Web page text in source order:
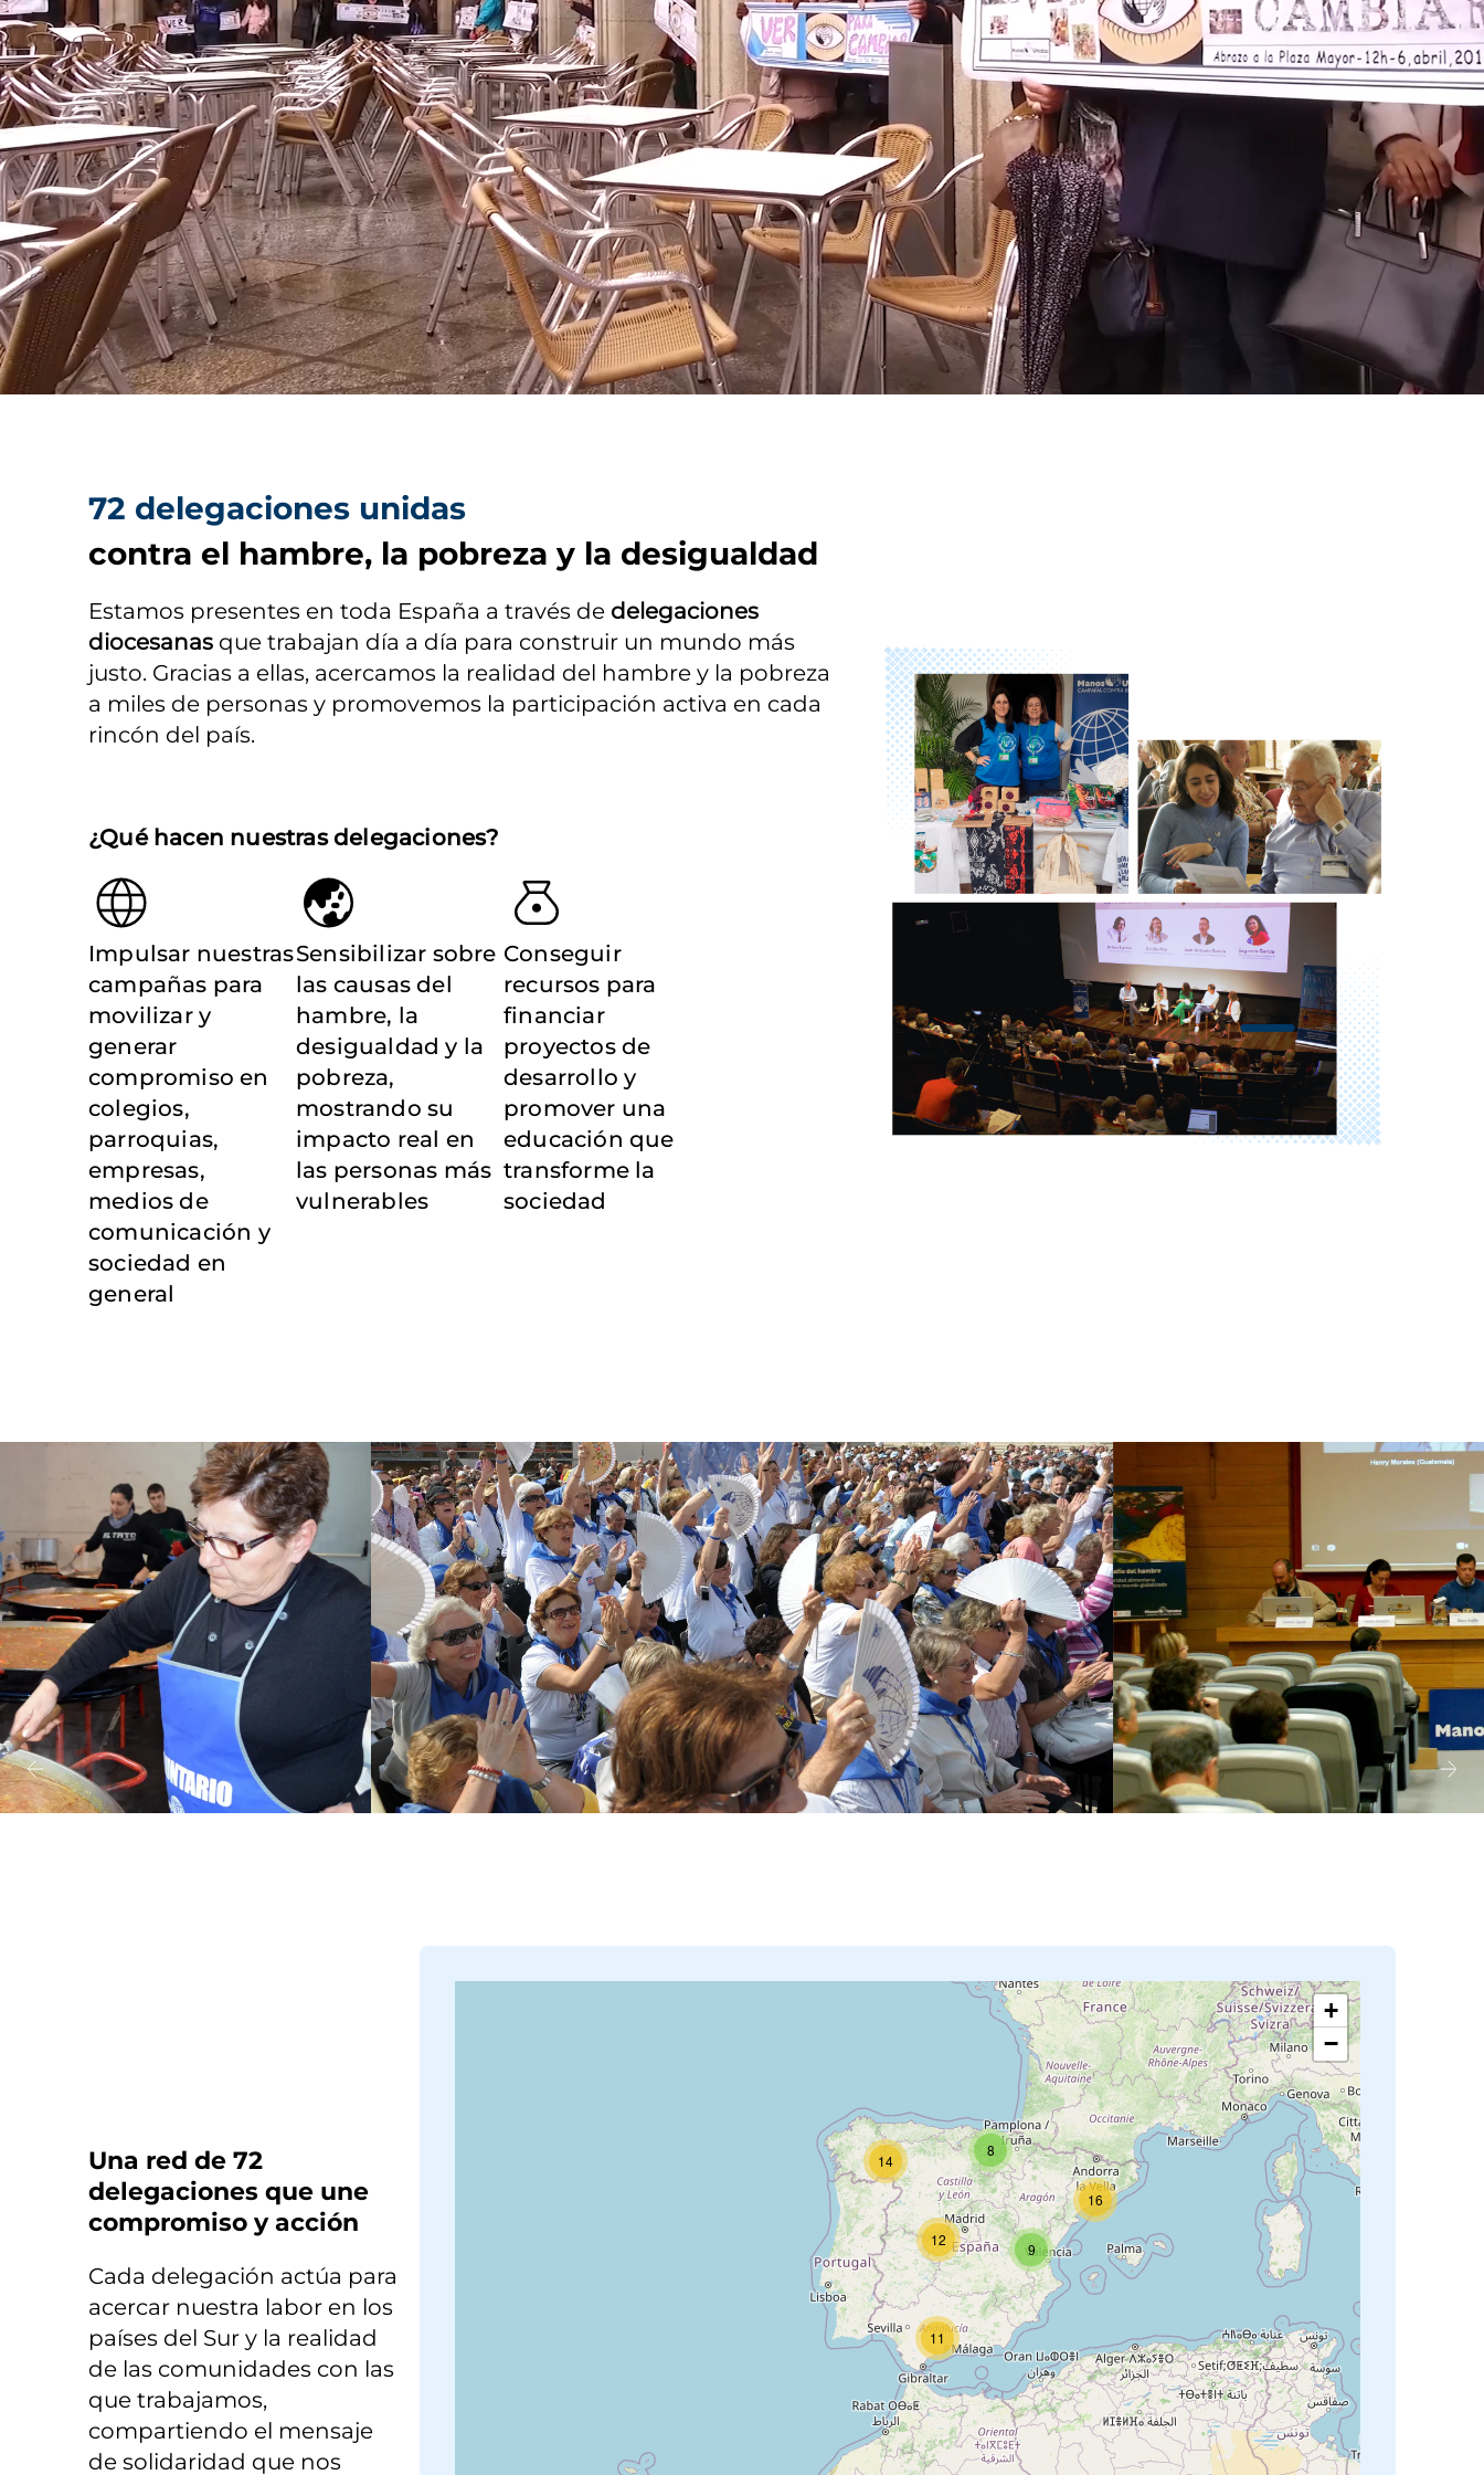
72 delegaciones unidas
contra el hambre, la pobreza y la desigualdad
Estamos presentes en toda España a través de delegaciones
diocesanas que trabajan día a día para construir un mundo más
justo. Gracias a ellas, acercamos la realidad del hambre y la pobreza
a miles de personas y promovemos la participación activa en cada
rincón del país.
¿Qué hacen nuestras delegaciones?
Impulsar nuestras
campañas para
movilizar y
generar
compromiso en
colegios,
parroquias,
empresas,
medios de
comunicación y
sociedad en
general
Sensibilizar sobre
las causas del
hambre, la
desigualdad y la
pobreza,
mostrando su
impacto real en
las personas más
vulnerables
Conseguir
recursos para
financiar
proyectos de
desarrollo y
promover una
educación que
transforme la
sociedad
Imagen
Una red de 72
delegaciones que une
compromiso y acción
Cada delegación actúa para
acercar nuestra labor en los
países del Sur y la realidad
de las comunidades con las
que trabajamos,
compartiendo el mensaje
de solidaridad que nos
11
14
12
9
8
16
+
−